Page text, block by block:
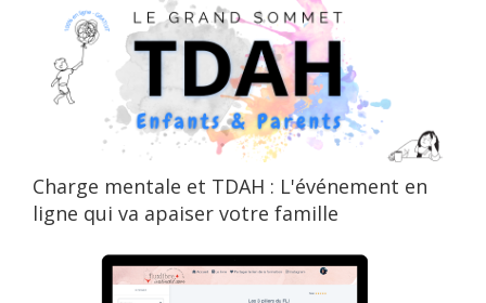
Charge mentale et TDAH : L'événement en
ligne qui va apaiser votre famille